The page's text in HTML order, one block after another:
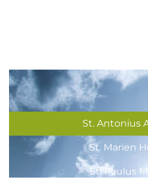
St. Antonius
St. Marien
St. Paulus